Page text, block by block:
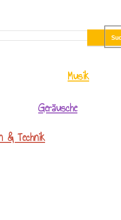
& Technik
Musik
Geräusche